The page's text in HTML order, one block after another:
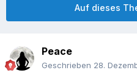
Auf dieses
Peace
Geschrieben 28.